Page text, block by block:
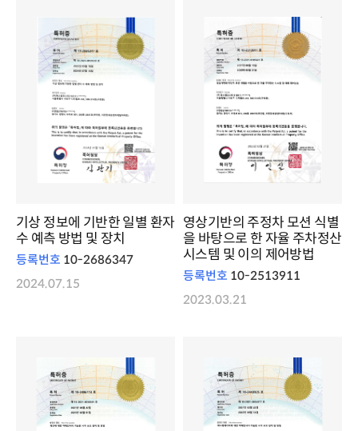
기상 정보에 기반한 일별 환자
수 예측 방법 및 장치
등록번호 10-2686347
2024.07.15
영상기반의 주정차 모션 식별
을 바탕으로 한 자율 주차정산
시스템 및 이의 제어방법
등록번호 10-2513911
2023.03.21